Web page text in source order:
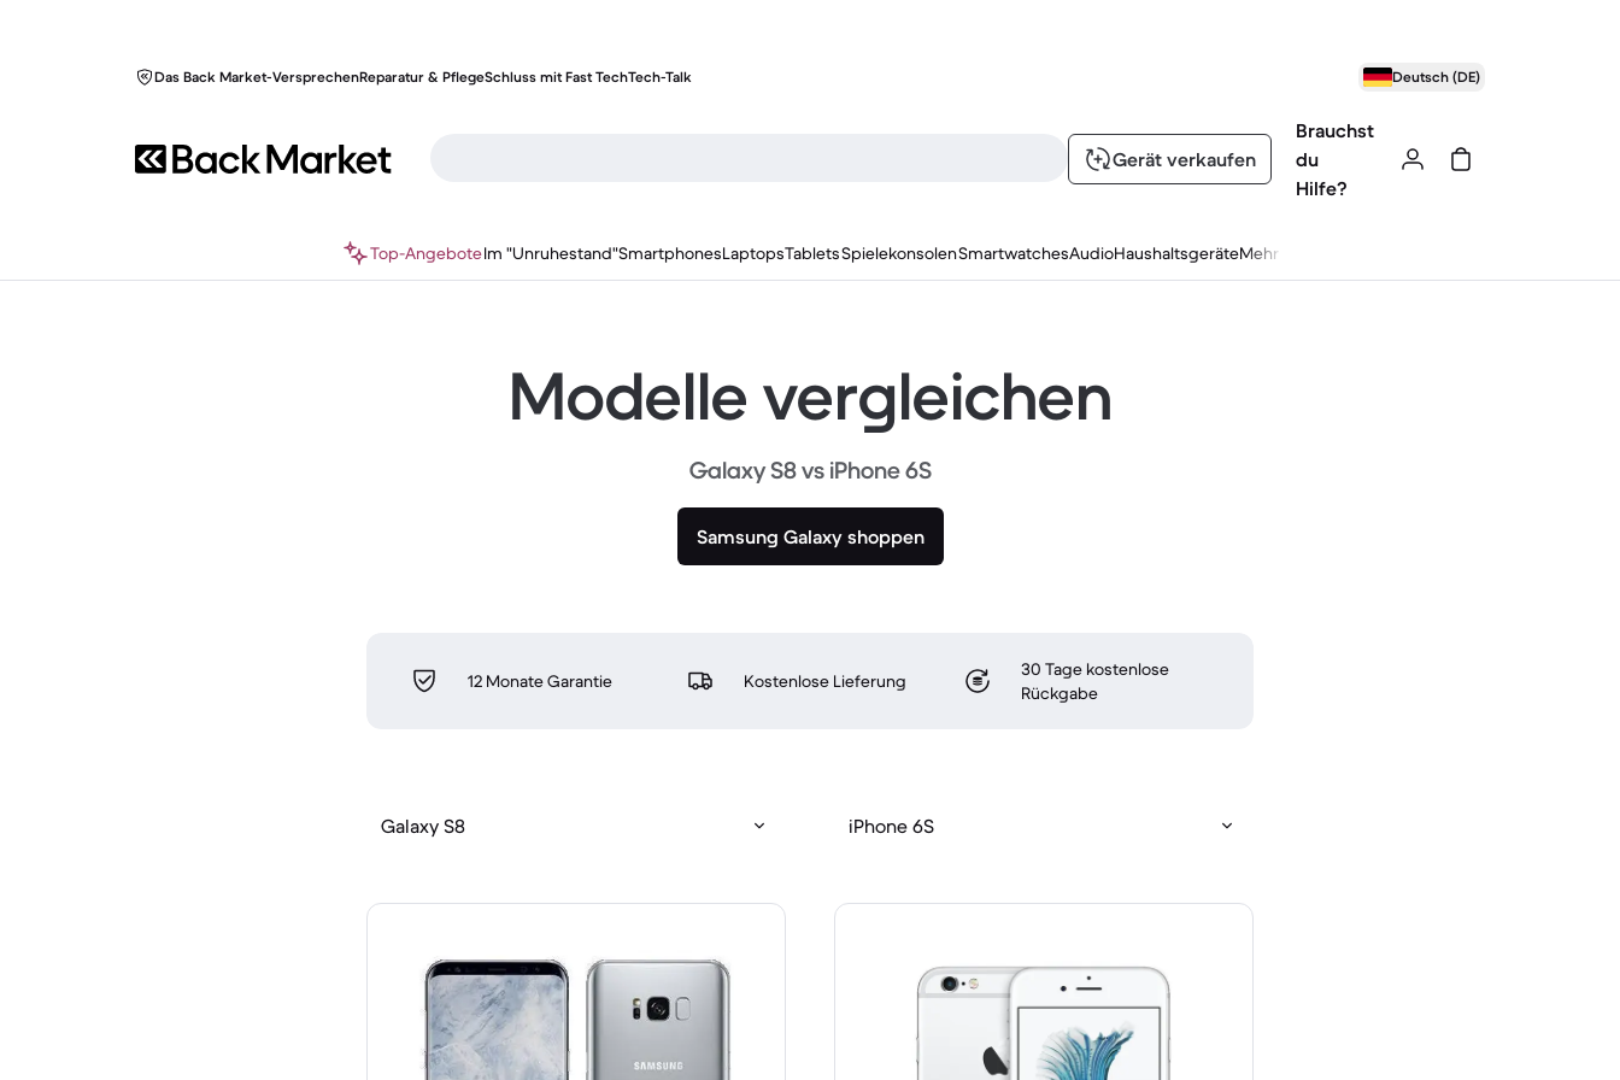
Das Back Market-VersprechenReparatur & PflegeSchluss mit Fast TechTech-Talk Deutsch (DE)
Gerät verkaufen
Brauchst
du
Hilfe?
Top-AngeboteIm "Unruhestand"SmartphonesLaptopsTabletsSpielekonsolenSmartwatchesAudioHaushaltsgeräteMehr
Modelle vergleichen
Galaxy S8 vs iPhone 6S
Samsung Galaxy shoppen
12 Monate Garantie Kostenlose Lieferung
30 Tage kostenlose
Rückgabe
Galaxy S8 iPhone 6S